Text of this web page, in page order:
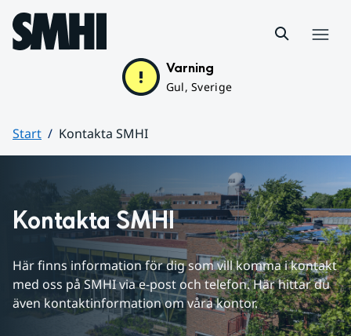
Hoppa till sidans innehåll
Varning
Gul, Sverige
Start
Kontakta SMHI
Kontakta SMHI
Här finns information för dig som vill komma i kontakt
med oss på SMHI via e-post och telefon. Här hittar du
även kontaktinformation om våra kontor.